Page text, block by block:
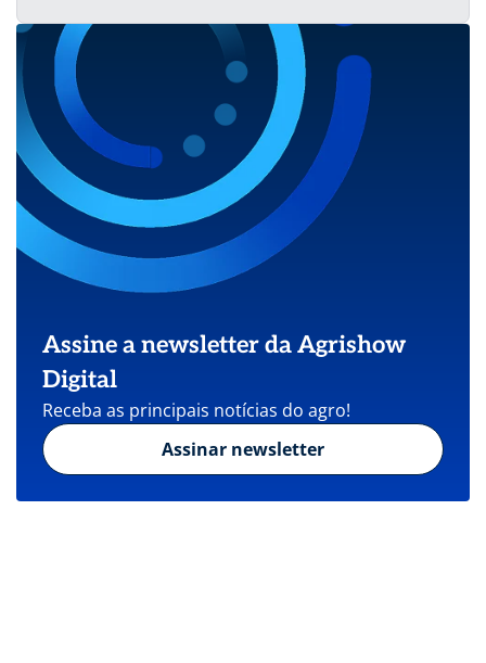
Assine a newsletter da Agrishow
Digital
Receba as principais notícias do agro!
Assinar newsletter